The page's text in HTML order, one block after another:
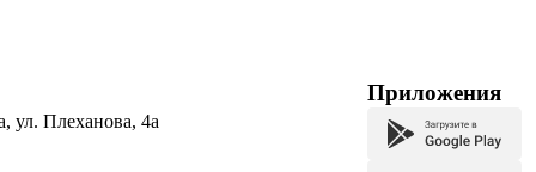
ул. Плеханова, 4а
Приложения